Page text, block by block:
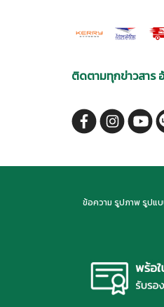
ติดตามทุกข่าวสาร
ข้อความ รูปภาพ รูปแ